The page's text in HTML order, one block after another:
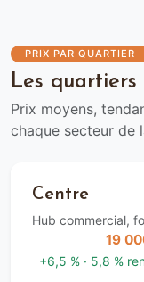
PRIX PAR QUARTIER
Les
Prix moyens,
chaque secteur de
Centre
Hub commercial,
19
+6,5 % · 5,8 %